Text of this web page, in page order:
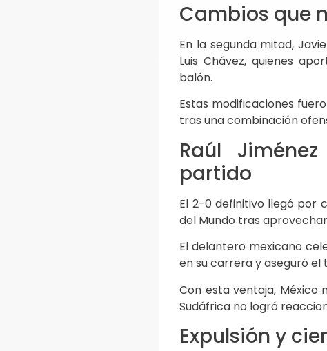
Cambios que
En la segunda mitad,
Luis Chávez, quienes
balón.
Estas modificaciones
tras una combinación
Raúl
partido
El 2-0 definitivo llegó por
del Mundo tras
El delantero mexicano
en su carrera y aseguró
Con esta ventaja, México
Sudáfrica no logró
Expulsión y